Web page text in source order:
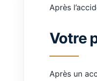
Après
Votre
Après un